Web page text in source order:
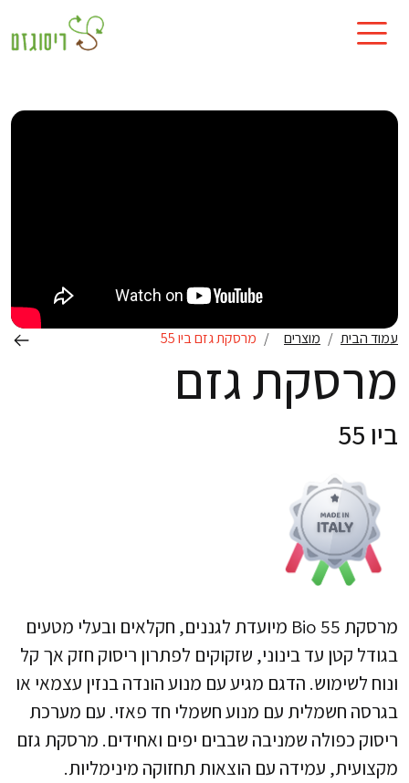
עמוד הבית מוצרים מרסקת גזם ביו 55
מרסקת גזם
ביו 55
מרסקת Bio 55 מיועדת לגננים, חקלאים ובעלי מטעים
בגודל קטן עד בינוני, שזקוקים לפתרון ריסוק חזק אך קל
ונוח לשימוש. הדגם מגיע עם מנוע הונדה בנזין עצמאי או
בגרסה חשמלית עם מנוע חשמלי חד פאזי. עם מערכת
ריסוק כפולה שמניבה שבבים יפים ואחידים. מרסקת גזם
מקצועית, עמידה עם הוצאות תחזוקה מינימליות.